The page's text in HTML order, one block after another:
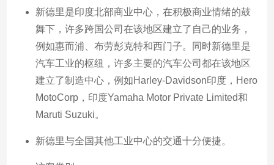
新德里是印度北部商业中心，在积极商业情绪的鼓
舞下，许多跨国公司在该地区建立了自己的业务，
例如惠而浦、布劳彭克特和西门子。同时新德里是
汽车工业的枢纽，许多主要的汽车公司都在该地区
建立了制造中心，例如Harley-Davidson印度，Hero
MotoCorp，印度Yamaha Motor Private Limited和
Maruti Suzuki。
新德里与全国其他工业中心的交通十分便捷。